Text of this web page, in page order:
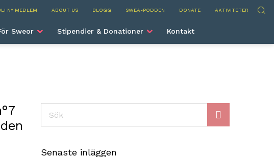
NY MEDLEM ABOUT US BLOGG SWEA-PODDEN DONATE AKTIVITETER Sök
International
Sweor Stipendier & Donationer Kontakt
Senaste inläggen